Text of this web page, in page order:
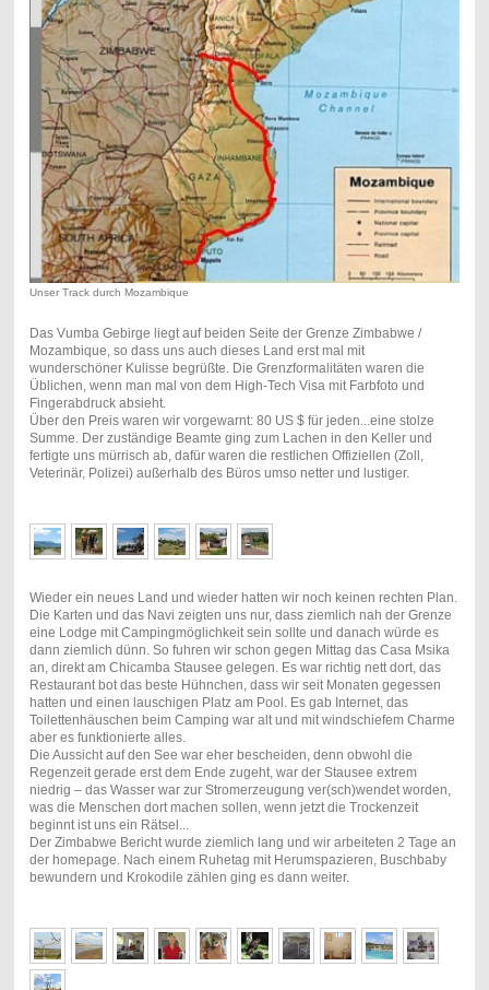
Unser Track durch Mozambique
Das Vumba Gebirge liegt auf beiden Seite der Grenze Zimbabwe /
Mozambique, so dass uns auch dieses Land erst mal mit
wunderschöner Kulisse begrüßte. Die Grenzformalitäten waren die
Üblichen, wenn man mal von dem High-Tech Visa mit Farbfoto und
Fingerabdruck absieht.
Über den Preis waren wir vorgewarnt: 80 US $ für jeden...eine stolze
Summe. Der zuständige Beamte ging zum Lachen in den Keller und
fertigte uns mürrisch ab, dafür waren die restlichen Offiziellen (Zoll,
Veterinär, Polizei) außerhalb des Büros umso netter und lustiger.
Wieder ein neues Land und wieder hatten wir noch keinen rechten Plan.
Die Karten und das Navi zeigten uns nur, dass ziemlich nah der Grenze
eine Lodge mit Campingmöglichkeit sein sollte und danach würde es
dann ziemlich dünn. So fuhren wir schon gegen Mittag das Casa Msika
an, direkt am Chicamba Stausee gelegen. Es war richtig nett dort, das
Restaurant bot das beste Hühnchen, dass wir seit Monaten gegessen
hatten und einen lauschigen Platz am Pool. Es gab Internet, das
Toilettenhäuschen beim Camping war alt und mit windschiefem Charme
aber es funktionierte alles.
Die Aussicht auf den See war eher bescheiden, denn obwohl die
Regenzeit gerade erst dem Ende zugeht, war der Stausee extrem
niedrig – das Wasser war zur Stromerzeugung ver(sch)wendet worden,
was die Menschen dort machen sollen, wenn jetzt die Trockenzeit
beginnt ist uns ein Rätsel...
Der Zimbabwe Bericht wurde ziemlich lang und wir arbeiteten 2 Tage an
der homepage. Nach einem Ruhetag mit Herumspazieren, Buschbaby
bewundern und Krokodile zählen ging es dann weiter.